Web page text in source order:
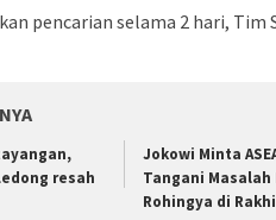
pencarian selama 2 hari, Tim
resah
Jokowi Minta
Tangani Masalah
Rohingya di